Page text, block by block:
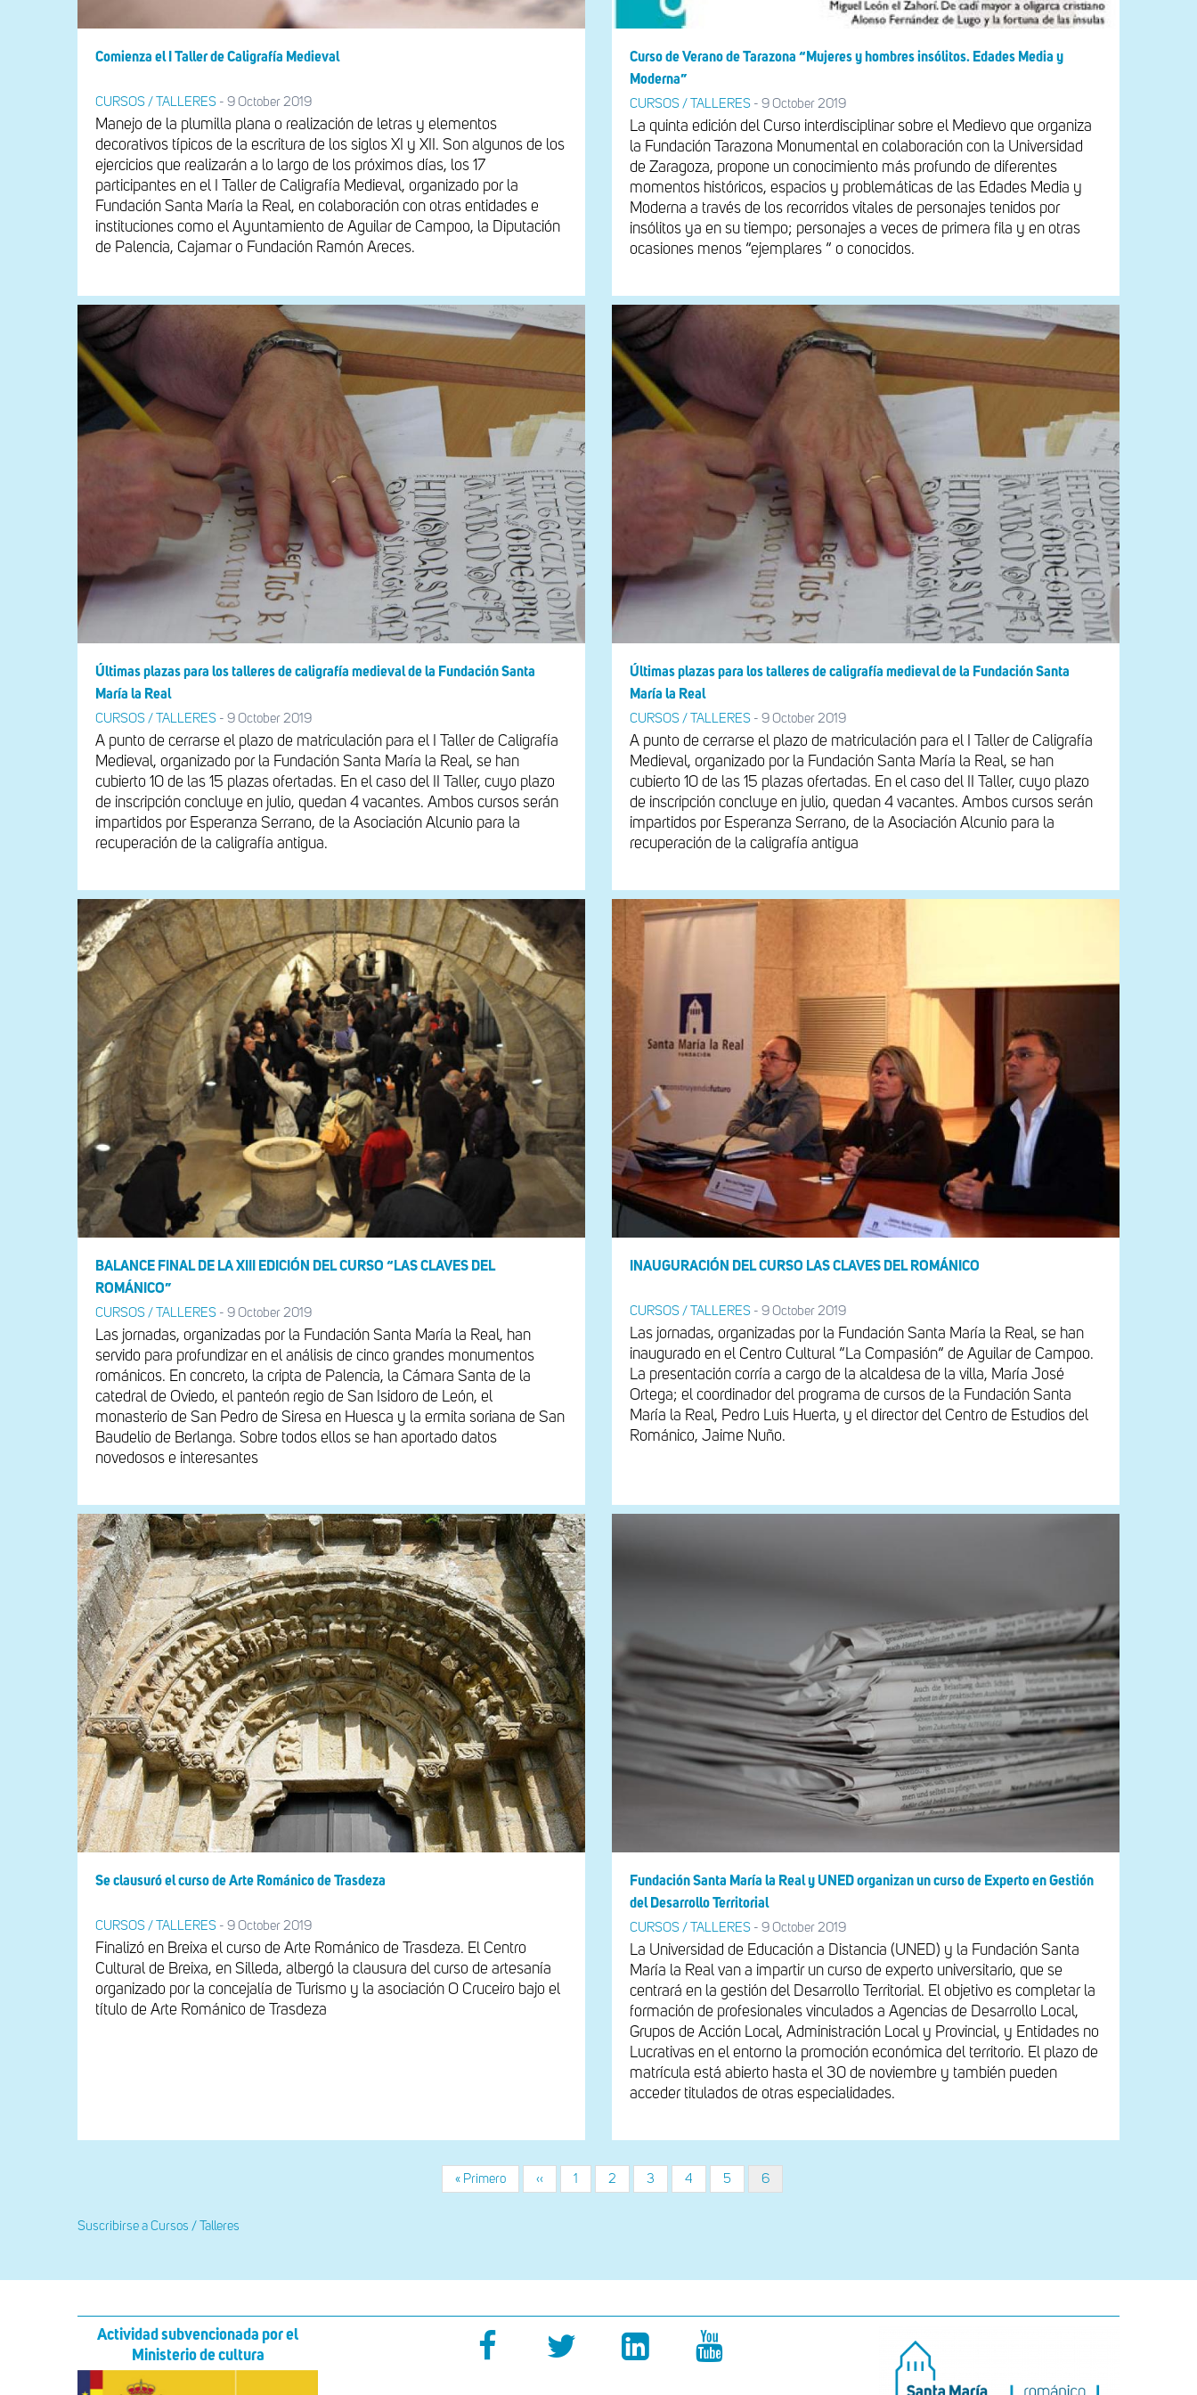
Comienza el I Taller de Caligrafía Medieval
CURSOS / TALLERES - 9 October 2019
Manejo de la plumilla plana o realización de letras y elementos
decorativos típicos de la escritura de los siglos XI y XII. Son algunos de los
ejercicios que realizarán a lo largo de los próximos días, los 17
participantes en el I Taller de Caligrafía Medieval, organizado por la
Fundación Santa María la Real, en colaboración con otras entidades e
instituciones como el Ayuntamiento de Aguilar de Campoo, la Diputación
de Palencia, Cajamar o Fundación Ramón Areces.
Curso de Verano de Tarazona “Mujeres y hombres insólitos. Edades Media y
Moderna”
CURSOS / TALLERES - 9 October 2019
La quinta edición del Curso interdisciplinar sobre el Medievo que organiza
la Fundación Tarazona Monumental en colaboración con la Universidad
de Zaragoza, propone un conocimiento más profundo de diferentes
momentos históricos, espacios y problemáticas de las Edades Media y
Moderna a través de los recorridos vitales de personajes tenidos por
insólitos ya en su tiempo; personajes a veces de primera fila y en otras
ocasiones menos “ejemplares “ o conocidos.
Últimas plazas para los talleres de caligrafía medieval de la Fundación Santa
María la Real
CURSOS / TALLERES - 9 October 2019
A punto de cerrarse el plazo de matriculación para el I Taller de Caligrafía
Medieval, organizado por la Fundación Santa María la Real, se han
cubierto 10 de las 15 plazas ofertadas. En el caso del II Taller, cuyo plazo
de inscripción concluye en julio, quedan 4 vacantes. Ambos cursos serán
impartidos por Esperanza Serrano, de la Asociación Alcunio para la
recuperación de la caligrafía antigua.
Últimas plazas para los talleres de caligrafía medieval de la Fundación Santa
María la Real
CURSOS / TALLERES - 9 October 2019
A punto de cerrarse el plazo de matriculación para el I Taller de Caligrafía
Medieval, organizado por la Fundación Santa María la Real, se han
cubierto 10 de las 15 plazas ofertadas. En el caso del II Taller, cuyo plazo
de inscripción concluye en julio, quedan 4 vacantes. Ambos cursos serán
impartidos por Esperanza Serrano, de la Asociación Alcunio para la
recuperación de la caligrafía antigua
BALANCE FINAL DE LA XIII EDICIÓN DEL CURSO “LAS CLAVES DEL
ROMÁNICO”
CURSOS / TALLERES - 9 October 2019
Las jornadas, organizadas por la Fundación Santa María la Real, han
servido para profundizar en el análisis de cinco grandes monumentos
románicos. En concreto, la cripta de Palencia, la Cámara Santa de la
catedral de Oviedo, el panteón regio de San Isidoro de León, el
monasterio de San Pedro de Siresa en Huesca y la ermita soriana de San
Baudelio de Berlanga. Sobre todos ellos se han aportado datos
novedosos e interesantes
INAUGURACIÓN DEL CURSO LAS CLAVES DEL ROMÁNICO
CURSOS / TALLERES - 9 October 2019
Las jornadas, organizadas por la Fundación Santa María la Real, se han
inaugurado en el Centro Cultural “La Compasión“ de Aguilar de Campoo.
La presentación corría a cargo de la alcaldesa de la villa, María José
Ortega; el coordinador del programa de cursos de la Fundación Santa
María la Real, Pedro Luis Huerta, y el director del Centro de Estudios del
Románico, Jaime Nuño.
Se clausuró el curso de Arte Románico de Trasdeza
CURSOS / TALLERES - 9 October 2019
Finalizó en Breixa el curso de Arte Románico de Trasdeza. El Centro
Cultural de Breixa, en Silleda, albergó la clausura del curso de artesanía
organizado por la concejalía de Turismo y la asociación O Cruceiro bajo el
título de Arte Románico de Trasdeza
Fundación Santa María la Real y UNED organizan un curso de Experto en Gestión
del Desarrollo Territorial
CURSOS / TALLERES - 9 October 2019
La Universidad de Educación a Distancia (UNED) y la Fundación Santa
María la Real van a impartir un curso de experto universitario, que se
centrará en la gestión del Desarrollo Territorial. El objetivo es completar la
formación de profesionales vinculados a Agencias de Desarrollo Local,
Grupos de Acción Local, Administración Local y Provincial, y Entidades no
Lucrativas en el entorno la promoción económica del territorio. El plazo de
matrícula está abierto hasta el 30 de noviembre y también pueden
acceder titulados de otras especialidades.
Primera
página
« Primero
Página
anterior
‹‹ Página
1 Página
2 Página
3 Página
4 Página
5
Página
actual
6
Suscribirse a Cursos / Talleres
Actividad subvencionada por el
Ministerio de cultura